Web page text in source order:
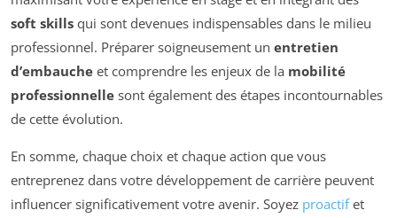
soft skills qui sont devenues indispensables dans le milieu
professionnel. Préparer soigneusement un entretien
d’embauche et comprendre les enjeux de la mobilité
professionnelle sont également des étapes incontournables
de cette évolution.
En somme, chaque choix et chaque action que vous
entreprenez dans votre développement de carrière peuvent
influencer significativement votre avenir. Soyez proactifet